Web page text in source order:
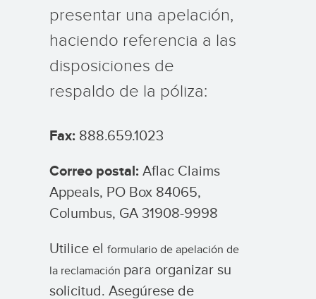
presentar una apelación,
haciendo referencia a las
disposiciones de
respaldo de la póliza:
Fax: 888.659.1023
Correo postal: Aflac Claims
Appeals, PO Box 84065,
Columbus, GA 31908-9998
Utilice el formulario de apelación de
la reclamación para organizar su
solicitud. Asegúrese de